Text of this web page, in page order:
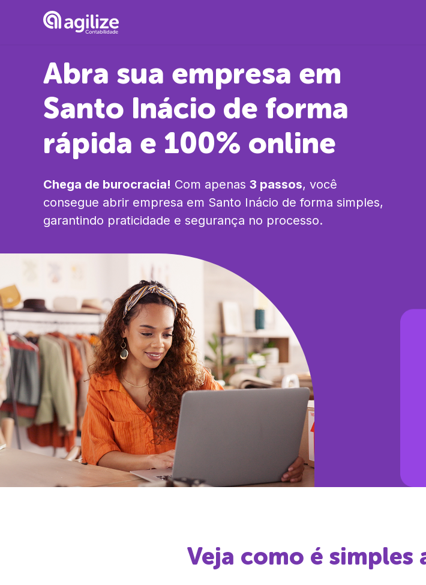
Abra sua empresa em
Santo Inácio de forma
rápida e 100% online
Chega de burocracia! Com apenas 3 passos, você
consegue abrir empresa em Santo Inácio de forma simples,
garantindo praticidade e segurança no processo.
Veja como é simples